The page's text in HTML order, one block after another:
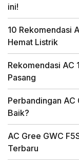
ini!
10 Rekomendasi
Hemat Listrik
Rekomendasi AC
Pasang
Perbandingan AC
Baik?
AC Gree GWC
Terbaru